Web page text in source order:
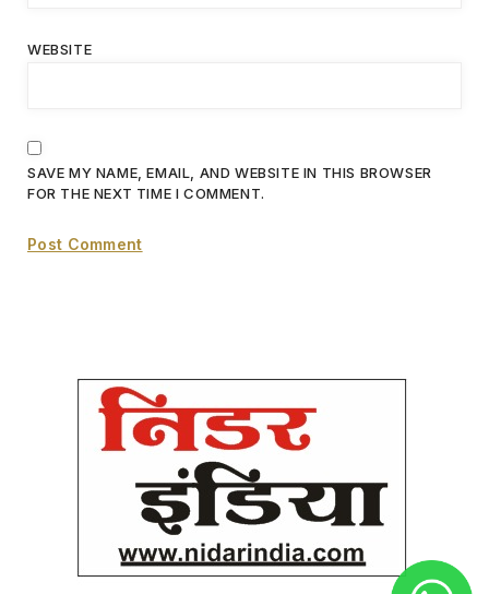
WEBSITE
SAVE MY NAME, EMAIL, AND WEBSITE IN THIS BROWSER
FOR THE NEXT TIME I COMMENT.